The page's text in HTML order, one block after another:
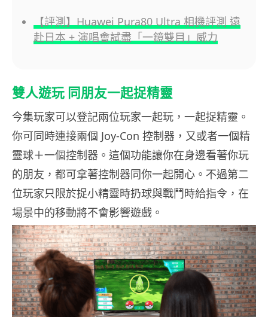
【評測】Huawei Pura80 Ultra 相機評測 遠
赴日本 + 演唱會試盡「一鏡雙目」威力
雙人遊玩 同朋友一起捉精靈
今集玩家可以登記兩位玩家一起玩，一起捉精靈。
你可同時連接兩個 Joy-Con 控制器，又或者一個精
靈球＋一個控制器。這個功能讓你在身邊看著你玩
的朋友，都可拿著控制器同你一起開心。不過第二
位玩家只限於捉小精靈時扔球與戰鬥時給指令，在
場景中的移動將不會影響遊戲。